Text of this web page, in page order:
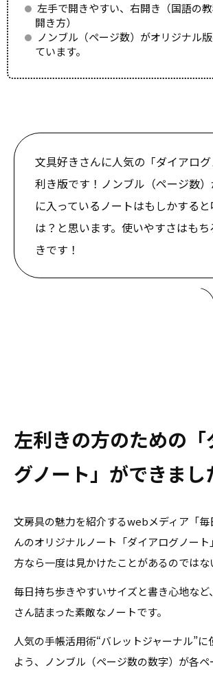
左手で開きやすい、右開き（国語の
開き方）
ノンブル（ページ数）がオリジナル
ています。
文具好きさんに人気の「ダイアロ
利き版です！ノンブル（ページ数
に入っているノートはもしかする
は？と思います。使いやすさはも
きです！
左利きの方のための「
グノート」ができまし
文房具の魅力を紹介するwebメディア「
んのオリジナルノート「ダイアログノー
方なら一度は見かけたことがあるのではな
毎日持ち歩きやすいサイズと書き心地など
さん詰まった素敵なノートです。
人気の手帳活用術“バレットジャーナル”に
よう、ノンブル（ページ数の数字）が各ペ